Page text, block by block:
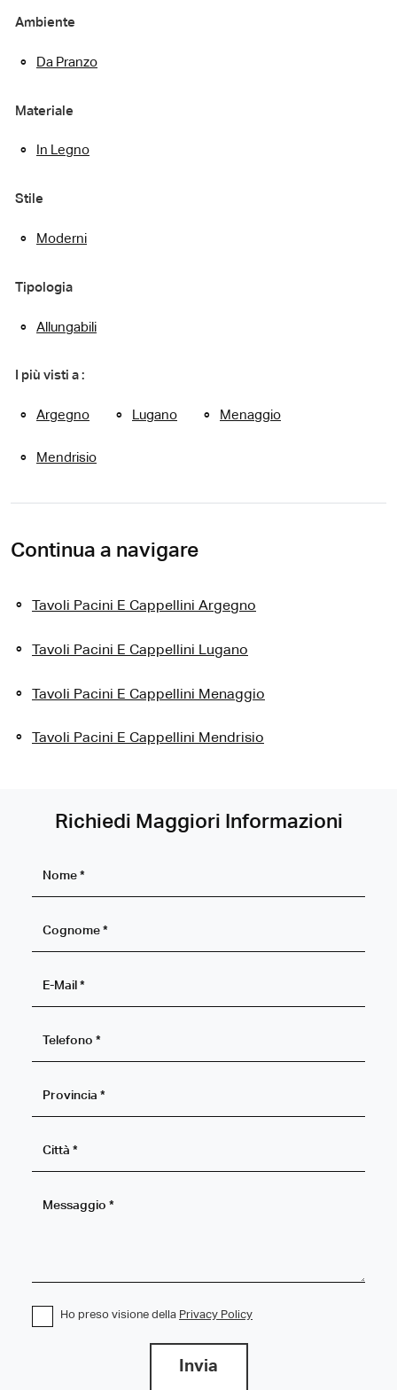
Ambiente
Da Pranzo
Materiale
In Legno
Stile
Moderni
Tipologia
Allungabili
I più visti a :
Argegno Lugano Menaggio
Mendrisio
Continua a navigare
Tavoli Pacini E Cappellini Argegno
Tavoli Pacini E Cappellini Lugano
Tavoli Pacini E Cappellini Menaggio
Tavoli Pacini E Cappellini Mendrisio
Richiedi Maggiori Informazioni
Ho preso visione della Privacy Policy
Invia